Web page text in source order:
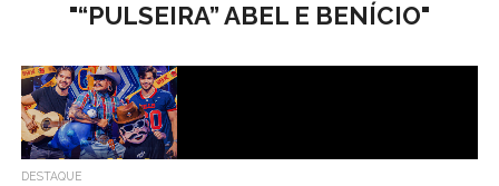
"“PULSEIRA” ABEL E BENÍCIO"
DESTAQUE